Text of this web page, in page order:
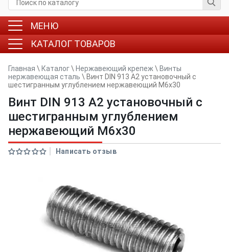
МЕНЮ
КАТАЛОГ ТОВАРОВ
Главная \ Каталог\ Нержавеющий крепеж \ Винты
нержавеющая сталь \ Винт DIN 913 А2 установочный с
шестигранным углублением нержавеющий M6x30
Винт DIN 913 А2 установочный с
шестигранным углублением
нержавеющий M6x30
Написать отзыв